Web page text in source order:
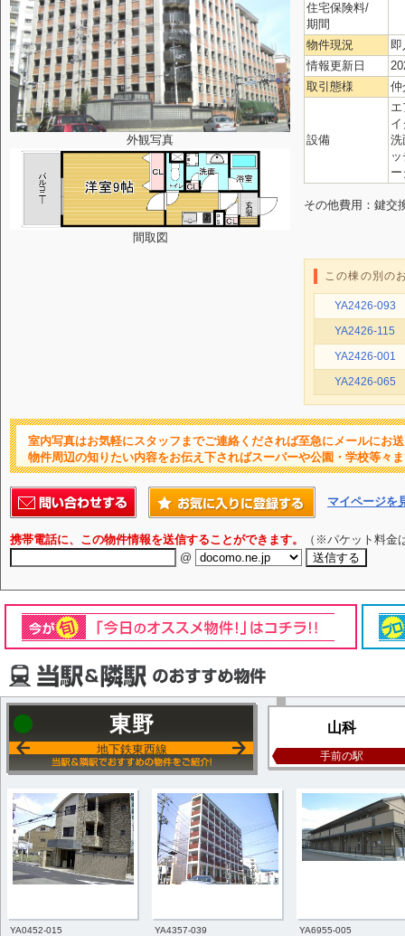
外観写真
間取図
住宅保険料/
期間
物件現況
情報更新日
取引態様
仲
設備
洗
その他費用：鍵交
この棟の別の
YA2426-093
YA2426-115
YA2426-001
YA2426-065
室内写真はお気軽にスタッフまでご連絡くだされば至急にメールにお
物件周辺の知りたい内容をお伝え下さればスーパーや公園・学校等々
マイページを
携帯電話に、この物件情報を送信することができます。
（※パケット料金
@
東野
地下鉄東西線
山科
手前の駅
YA0452-015 YA4357-039 YA6955-005